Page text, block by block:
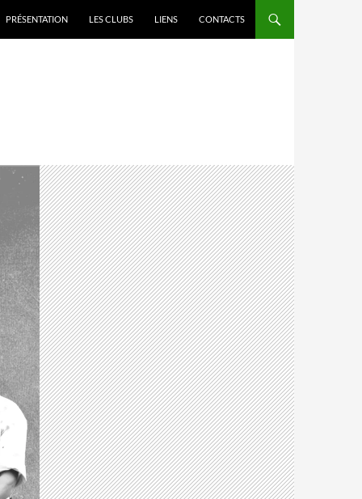
PRÉSENTATION LES CLUBS LIENS CONTACTS